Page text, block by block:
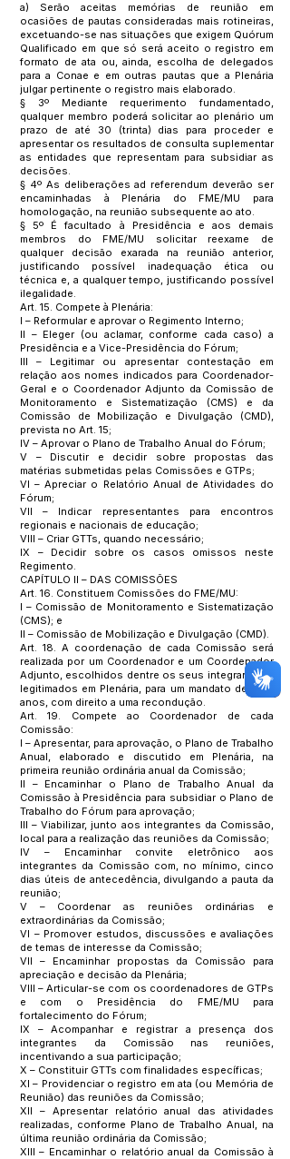
a) Serão aceitas memórias de reunião em
ocasiões de pautas consideradas mais rotineiras,
excetuando-se nas situações que exigem Quórum
Qualificado em que só será aceito o registro em
formato de ata ou, ainda, escolha de delegados
para a Conae e em outras pautas que a Plenária
julgar pertinente o registro mais elaborado.
§ 3º Mediante requerimento fundamentado,
qualquer membro poderá solicitar ao plenário um
prazo de até 30 (trinta) dias para proceder e
apresentar os resultados de consulta suplementar
as entidades que representam para subsidiar as
decisões.
§ 4º As deliberações ad referendum deverão ser
encaminhadas à Plenária do FME/MU para
homologação, na reunião subsequente ao ato.
§ 5º É facultado à Presidência e aos demais
membros do FME/MU solicitar reexame de
qualquer decisão exarada na reunião anterior,
justificando possível inadequação ética ou
técnica e, a qualquer tempo, justificando possível
ilegalidade.
Art. 15. Compete à Plenária:
I – Reformular e aprovar o Regimento Interno;
II – Eleger (ou aclamar, conforme cada caso) a
Presidência e a Vice-Presidência do Fórum;
III – Legitimar ou apresentar contestação em
relação aos nomes indicados para Coordenador-
Geral e o Coordenador Adjunto da Comissão de
Monitoramento e Sistematização (CMS) e da
Comissão de Mobilização e Divulgação (CMD),
prevista no Art. 15;
IV – Aprovar o Plano de Trabalho Anual do Fórum;
V – Discutir e decidir sobre propostas das
matérias submetidas pelas Comissões e GTPs;
VI – Apreciar o Relatório Anual de Atividades do
Fórum;
VII – Indicar representantes para encontros
regionais e nacionais de educação;
VIII – Criar GTTs, quando necessário;
IX – Decidir sobre os casos omissos neste
Regimento.
CAPÍTULO II – DAS COMISSÕES
Art. 16. Constituem Comissões do FME/MU:
I – Comissão de Monitoramento e Sistematização
(CMS); e
II – Comissão de Mobilização e Divulgação (CMD).
Art. 18. A coordenação de cada Comissão será
realizada por um Coordenador e um Coordenador
Adjunto, escolhidos dentre os seus integrantes e
legitimados em Plenária, para um mandato de dois
anos, com direito a uma recondução.
Art. 19. Compete ao Coordenador de cada
Comissão:
I – Apresentar, para aprovação, o Plano de Trabalho
Anual, elaborado e discutido em Plenária, na
primeira reunião ordinária anual da Comissão;
II – Encaminhar o Plano de Trabalho Anual da
Comissão à Presidência para subsidiar o Plano de
Trabalho do Fórum para aprovação;
III – Viabilizar, junto aos integrantes da Comissão,
local para a realização das reuniões da Comissão;
IV – Encaminhar convite eletrônico aos
integrantes da Comissão com, no mínimo, cinco
dias úteis de antecedência, divulgando a pauta da
reunião;
V – Coordenar as reuniões ordinárias e
extraordinárias da Comissão;
VI – Promover estudos, discussões e avaliações
de temas de interesse da Comissão;
VII – Encaminhar propostas da Comissão para
apreciação e decisão da Plenária;
VIII – Articular-se com os coordenadores de GTPs
e com o Presidência do FME/MU para
fortalecimento do Fórum;
IX – Acompanhar e registrar a presença dos
integrantes da Comissão nas reuniões,
incentivando a sua participação;
X – Constituir GTTs com finalidades específicas;
XI – Providenciar o registro em ata (ou Memória de
Reunião) das reuniões da Comissão;
XII – Apresentar relatório anual das atividades
realizadas, conforme Plano de Trabalho Anual, na
última reunião ordinária da Comissão;
XIII – Encaminhar o relatório anual da Comissão à